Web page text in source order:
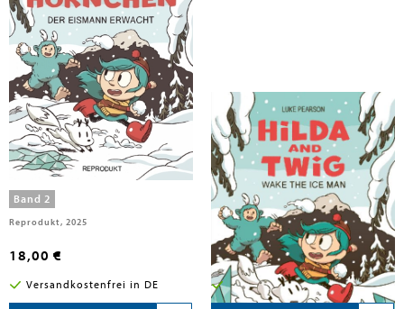
Pearson, Luke
Hilda und Hörnchen 2
Band 2
Reprodukt, 2025
18,00 €
Versandkostenfrei in DE
Pearson, Luke
Hilda and Twig
Abrams and Chronicle Books IWUK, 2025
16,50 €
Versandkostenfrei in DE